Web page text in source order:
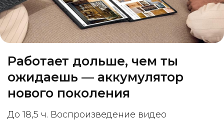
Работает дольше, чем ты
ожидаешь — аккумулятор
нового поколения
До 18,5 ч. Воспроизведение видео